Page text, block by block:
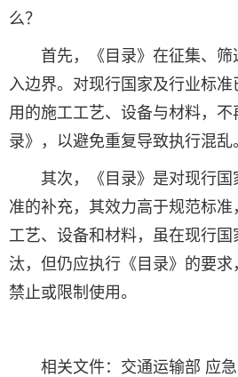
么？
首先，《目录》在征集、
入边界。对现行国家及行业标
用的施工工艺、设备与材料，不
录》，以避免重复导致执行混乱
其次，《目录》是对现行
准的补充，其效力高于规范标
工艺、设备和材料，虽在现行
汰，但仍应执行《目录》的要
禁止或限制使用。
相关文件： 交通运输部 应